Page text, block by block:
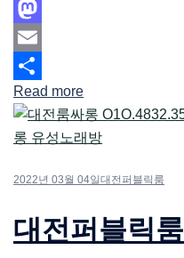
Facebook
Mastodon
Email
Share
Read more
2022년 03월 04일 대전퍼블릭룸
대전퍼블릭룸